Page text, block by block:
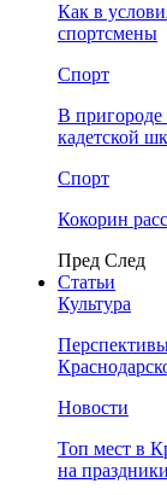
Как в
спортсмены
Спорт
В
кадетской
Спорт
Кокорин
Пред След
Статьи
Культура
Перспективы
Новости
Топ мест в
на праздники